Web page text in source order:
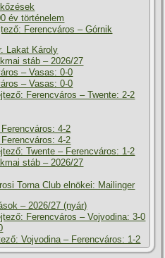
év történelem
Ferencváros – Górnik
Lakat Károly
stáb – 2026/27
– Vasas: 0-0
– Vasas: 0-0
Ferencváros – Twente: 2-2
4-2
4-2
Twente – Ferencváros: 1-2
stáb – 2026/27
Torna Club elnökei: Mailinger
– 2026/27 (nyár)
Ferencváros – Vojvodina: 3-0
Vojvodina – Ferencváros: 1-2